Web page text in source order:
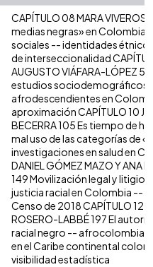
CAPÍTULO 08 MARA
medias negras» en Colombia.
sociales -- identidades
de interseccionalidad
AUGUSTO VIÁFARA-LÓPEZ
estudios sociodemográficos
afrodescendientes en
aproximación CAPÍTULO 10
BECERRA 105 Es tiempo de
mal uso de las categorías de
investigaciones en salud en
DANIEL GÓMEZ MAZO Y ANA
149 Movilización legal y litigio
justicia racial en Colombia --
Censo de 2018 CAPÍTULO 12
ROSERO-LABBÉ 197 El
racial negro --
en el Caribe continental
visibilidad estadística